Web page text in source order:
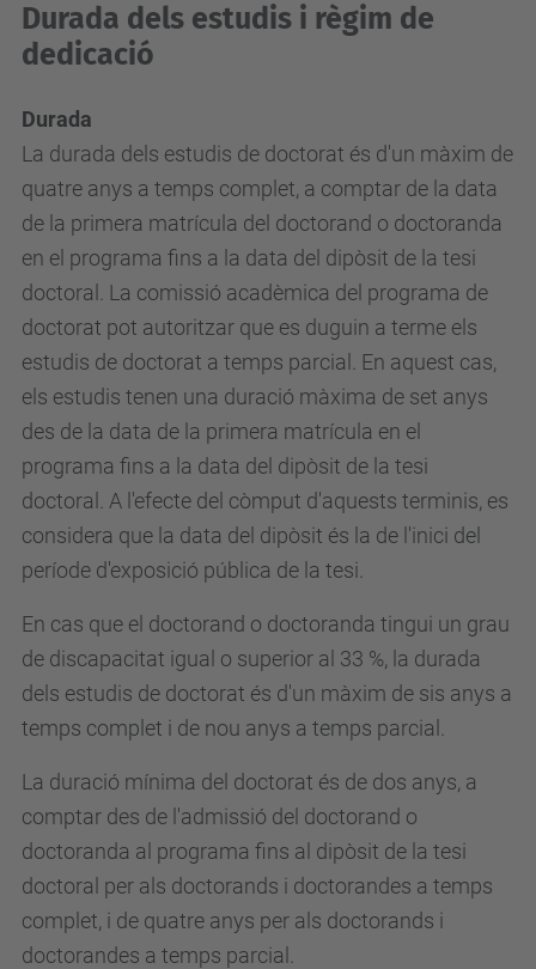
Durada dels estudis i règim de
dedicació
Durada
La durada dels estudis de doctorat és d'un màxim de
quatre anys a temps complet, a comptar de la data
de la primera matrícula del doctorand o doctoranda
en el programa fins a la data del dipòsit de la tesi
doctoral. La comissió acadèmica del programa de
doctorat pot autoritzar que es duguin a terme els
estudis de doctorat a temps parcial. En aquest cas,
els estudis tenen una duració màxima de set anys
des de la data de la primera matrícula en el
programa fins a la data del dipòsit de la tesi
doctoral. A l'efecte del còmput d'aquests terminis, es
considera que la data del dipòsit és la de l'inici del
període d'exposició pública de la tesi.
En cas que el doctorand o doctoranda tingui un grau
de discapacitat igual o superior al 33 %, la durada
dels estudis de doctorat és d'un màxim de sis anys a
temps complet i de nou anys a temps parcial.
La duració mínima del doctorat és de dos anys, a
comptar des de l'admissió del doctorand o
doctoranda al programa fins al dipòsit de la tesi
doctoral per als doctorands i doctorandes a temps
complet, i de quatre anys per als doctorands i
doctorandes a temps parcial.